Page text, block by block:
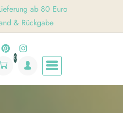
ab 80 Euro
& Rückgabe
0